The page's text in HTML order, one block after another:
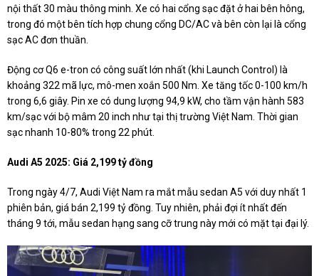
nội thất 30 màu thông minh. Xe có hai cổng sạc đặt ở hai bên hông,
trong đó một bên tích hợp chung cổng DC/AC và bên còn lại là cổng
sạc AC đơn thuần.
Động cơ Q6 e-tron có công suất lớn nhất (khi Launch Control) là
khoảng 322 mã lực, mô-men xoắn 500 Nm. Xe tăng tốc 0-100 km/h
trong 6,6 giây. Pin xe có dung lượng 94,9 kW, cho tầm vận hành 583
km/sạc với bộ mâm 20 inch như tại thị trường Việt Nam. Thời gian
sạc nhanh 10-80% trong 22 phút.
Audi A5 2025: Giá 2,199 tỷ đồng
Trong ngày 4/7, Audi Việt Nam ra mắt mẫu sedan A5 với duy nhất 1
phiên bản, giá bán 2,199 tỷ đồng. Tuy nhiên, phải đợi ít nhất đến
tháng 9 tới, mẫu sedan hạng sang cỡ trung này mới có mặt tại đại lý.